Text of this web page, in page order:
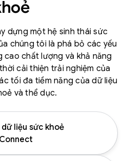
dựng một hệ sinh thái sức
chúng tôi là phá bỏ các yếu
cao chất lượng và khả năng
cải thiện trải nghiệm của
tối đa tiềm năng của dữ liệu
và thể dục.
liệu sức khoẻ